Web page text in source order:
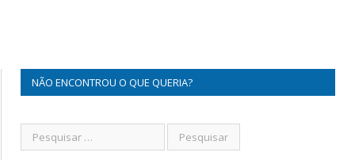
NÃO ENCONTROU O QUE QUERIA?